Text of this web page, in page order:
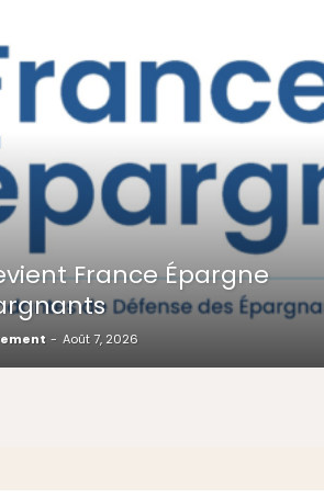
France Épargne
- Août 7, 2026